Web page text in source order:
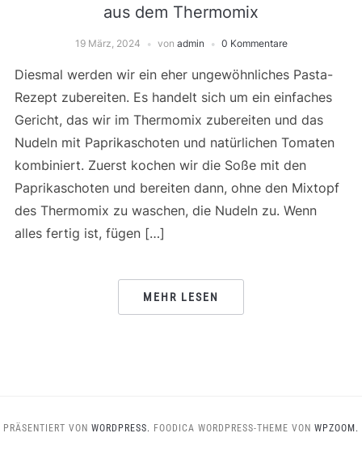
aus dem Thermomix
19 März, 2024 von admin 0 Kommentare
Diesmal werden wir ein eher ungewöhnliches Pasta-
Rezept zubereiten. Es handelt sich um ein einfaches
Gericht, das wir im Thermomix zubereiten und das
Nudeln mit Paprikaschoten und natürlichen Tomaten
kombiniert. Zuerst kochen wir die Soße mit den
Paprikaschoten und bereiten dann, ohne den Mixtopf
des Thermomix zu waschen, die Nudeln zu. Wenn
alles fertig ist, fügen […]
MEHR LESEN
PRÄSENTIERT VON WORDPRESS. FOODICA WORDPRESS-THEME VON WPZOOM.